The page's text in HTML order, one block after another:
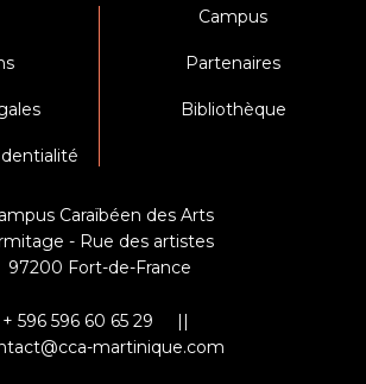
Campus
Partenaires
Bibliothèque
Caraïbéen des Arts
- Rue des artistes
97200 Fort-de-France
+ 596 596 60 65 29 ||
martinique.com